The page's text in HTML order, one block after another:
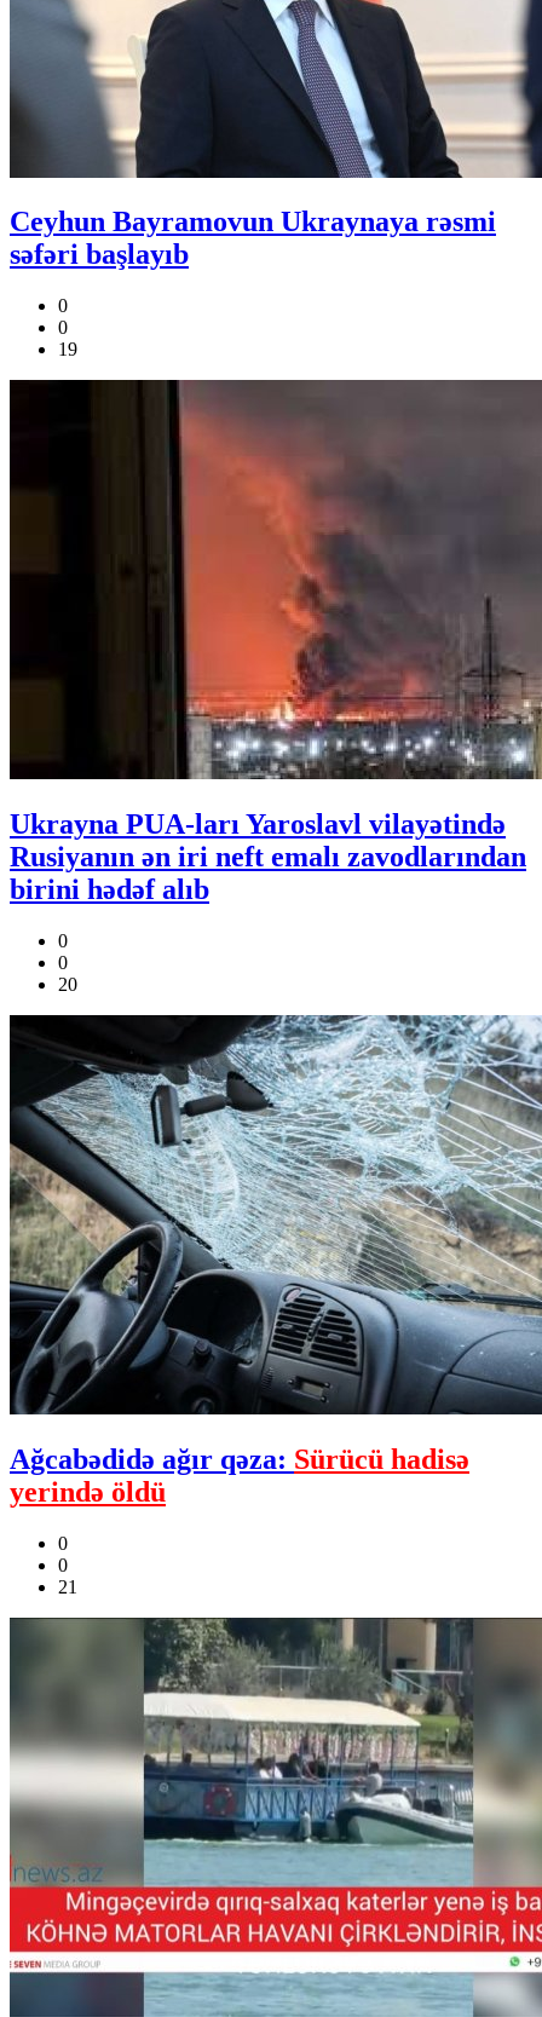
Ceyhun Bayramovun Ukraynaya rəsmi
səfəri başlayıb
0
0
19
Ukrayna PUA-ları Yaroslavl vilayətində
Rusiyanın ən iri neft emalı zavodlarından
birini hədəf alıb
0
0
20
Ağcabədidə ağır qəza: Sürücü hadisə
yerində öldü
0
0
21